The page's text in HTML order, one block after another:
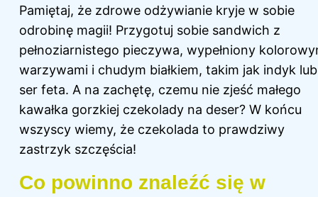
Pamiętaj, że zdrowe odżywianie kryje w sobie
odrobinę magii! Przygotuj sobie sandwich z
pełnoziarnistego pieczywa, wypełniony
warzywami i chudym białkiem, takim jak indyk lub
ser feta. A na zachętę, czemu nie zjeść małego
kawałka gorzkiej czekolady na deser? W końcu
wszyscy wiemy, że czekolada to prawdziwy
zastrzyk szczęścia!
Co powinno znaleźć się w